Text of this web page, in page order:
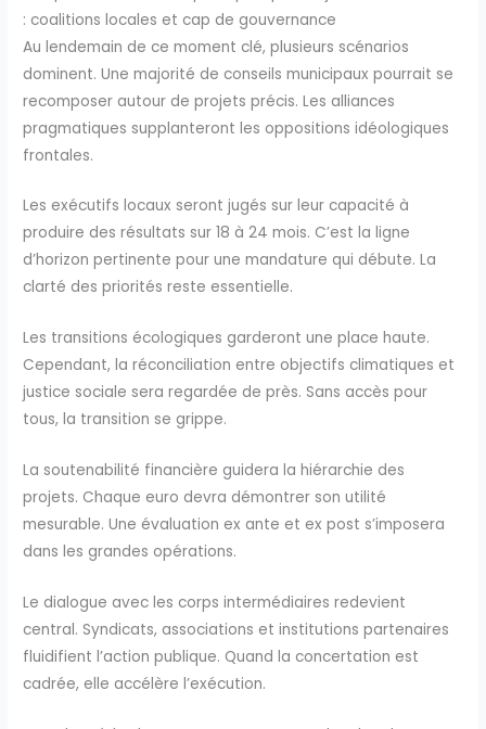
: coalitions locales et cap de gouvernance
Au lendemain de ce moment clé, plusieurs scénarios
dominent. Une majorité de conseils municipaux pourrait se
recomposer autour de projets précis. Les alliances
pragmatiques supplanteront les oppositions idéologiques
frontales.
Les exécutifs locaux seront jugés sur leur capacité à
produire des résultats sur 18 à 24 mois. C’est la ligne
d’horizon pertinente pour une mandature qui débute. La
clarté des priorités reste essentielle.
Les transitions écologiques garderont une place haute.
Cependant, la réconciliation entre objectifs climatiques et
justice sociale sera regardée de près. Sans accès pour
tous, la transition se grippe.
La soutenabilité financière guidera la hiérarchie des
projets. Chaque euro devra démontrer son utilité
mesurable. Une évaluation ex ante et ex post s’imposera
dans les grandes opérations.
Le dialogue avec les corps intermédiaires redevient
central. Syndicats, associations et institutions partenaires
fluidifient l’action publique. Quand la concertation est
cadrée, elle accélère l’exécution.